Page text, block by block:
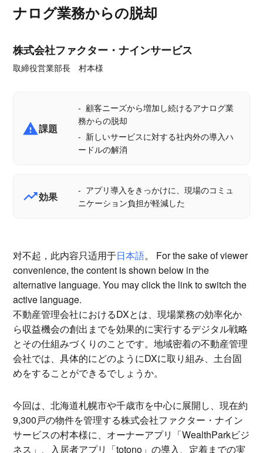
ナログ業務からの脱却
株式会社ファクター・ナインサービス
取締役営業部長 村本様
report_problem課題
顧客ニーズから増加し続けるアナログ業
務からの脱却
新しいサービスに対する社内外の導入ハ
ードルの解消
trending_up効果
アプリ導入をきっかけに、現場のコミュ
ニケーション負担が軽減した
对不起，此内容只适用于日本語。 For the sake of viewer
convenience, the content is shown below in the
alternative language. You may click the link to switch the
active language.
不動産管理会社におけるDXとは、現場業務の効率化か
ら収益機会の創出までを効果的に実行するデジタル戦略
とその仕組みづくりのことです。地域密着の不動産管理
会社では、具体的にどのようにDXに取り組み、土台固
めをすることができるでしょうか。
今回は、北海道札幌市や千歳市を中心に展開し、現在約
9,300戸の物件を管理する株式会社ファクター・ナイン
サービスの村本様に、オーナーアプリ「WealthParkビジ
ネス」、入居者アプリ「totono」の導入、定着までの実